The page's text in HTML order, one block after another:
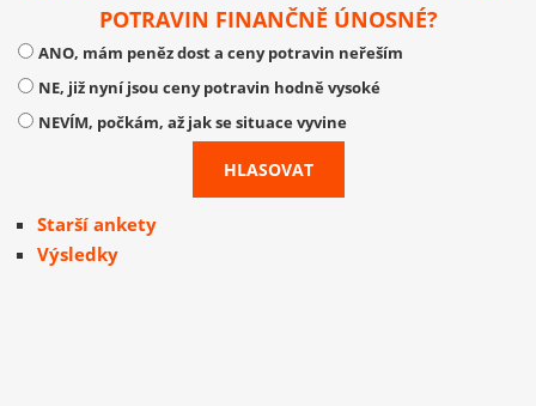
POTRAVIN FINANČNĚ ÚNOSNÉ?
ANO, mám peněz dost a ceny potravin neřeším
NE, již nyní jsou ceny potravin hodně vysoké
NEVÍM, počkám, až jak se situace vyvine
Starší ankety
Výsledky